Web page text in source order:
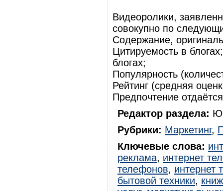
Видеоролики,
совокупно по
Содержание,
Цитируемость в
блогах;
Популярность
Рейтинг (средняя
Предпочтение
Редактор раздела:
Рубрики: Маркетинг,
Ключевые слова:
реклама, интернет
телефонов, интернет
бытовой техники,